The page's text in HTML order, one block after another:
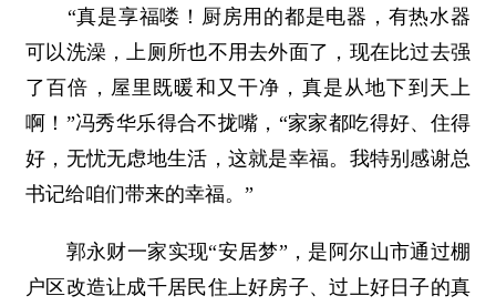
“真是享福喽！厨房用的都是电器，有热水器
可以洗澡，上厕所也不用去外面了，现在比过去强
了百倍，屋里既暖和又干净，真是从地下到天上
啊！”冯秀华乐得合不拢嘴，“家家都吃得好、住得
好，无忧无虑地生活，这就是幸福。我特别感谢总
书记给咱们带来的幸福。”
郭永财一家实现“安居梦”，是阿尔山市通过棚
户区改造让成千居民住上好房子、过上好日子的真